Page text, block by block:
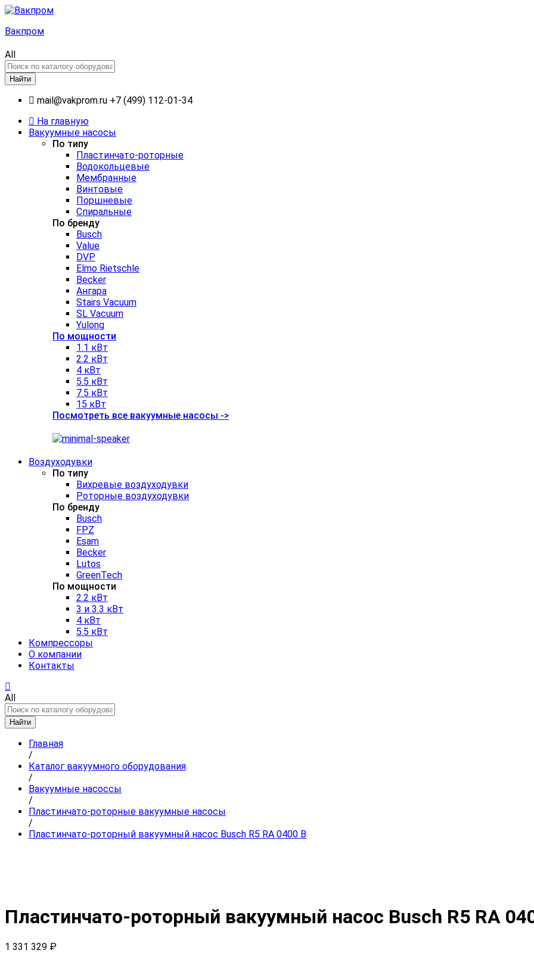
Вакпром
All
Найти
mail@vakprom.ru +7 (499) 112-01-34
На главную
Вакуумные насосы
По типу
Пластинчато-роторные
Водокольцевые
Мембранные
Винтовые
Поршневые
Спиральные
По бренду
Busch
Value
DVP
Elmo Rietschle
Becker
Ангара
Stairs Vacuum
SL Vacuum
Yulong
По мощности
1.1 кВт
2.2 кВт
4 кВт
5.5 кВт
7.5 кВт
15 кВт
Посмотреть все вакуумные насосы ->
Воздуходувки
По типу
Вихревые воздуходувки
Роторные воздуходувки
По бренду
Busch
FPZ
Esam
Becker
Lutos
GreenTech
По мощности
2.2 кВт
3 и 3.3 кВт
4 кВт
5.5 кВт
Компрессоры
О компании
Контакты
All
Найти
Главная
/
Каталог вакуумного оборудования
/
Вакуумные насоссы
/
Пластинчато-роторные вакуумные насосы
/
Пластинчато-роторный вакуумный насос Busch R5 RA 0400 B
Пластинчато-роторный вакуумный насос Busch R5 RA
1 331 329 ₽